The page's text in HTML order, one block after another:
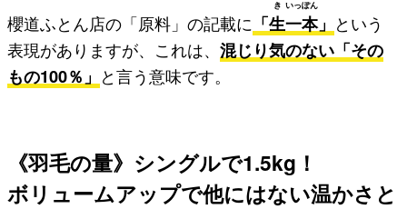
櫻道ふとん店の「原料」の記載に 「生
き
一
いっ
本
ぽん
」 という
表現がありますが、これは、混じり気のない「その
もの100％」 と言う意味です。
《羽毛の量》シングルで1.5kg！
ボリュームアップで他にはない温かさと